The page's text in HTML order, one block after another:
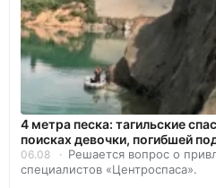
4 метра песка: тагильские
поисках девочки, погибшей
06.08
Решается вопрос о
специалистов «Центроспаса».